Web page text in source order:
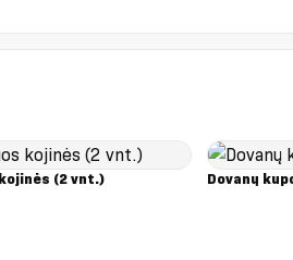
(2 vnt.)
Dovanų